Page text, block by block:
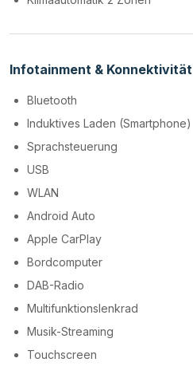
Infotainment & Konnektivität
Bluetooth
Induktives Laden (Smartphone)
Sprachsteuerung
USB
WLAN
Android Auto
Apple CarPlay
Bordcomputer
DAB-Radio
Multifunktionslenkrad
Musik-Streaming
Touchscreen